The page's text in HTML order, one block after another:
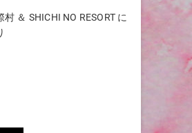
＆ SHICHI NO RESORT に